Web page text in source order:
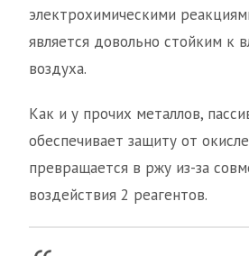
электрохимическими
является довольно стойким к
воздуха.
Как и у прочих металлов,
обеспечивает защиту от
превращается в ржу из-за
воздействия 2 реагентов.